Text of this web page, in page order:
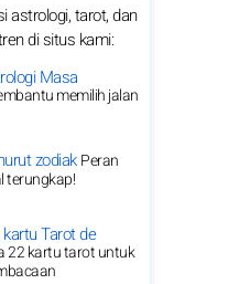
astrologi, tarot, dan
di situs kami:
Masa
memilih jalan
zodiakPeran
terungkap!
Tarot de
22 kartu tarot untuk